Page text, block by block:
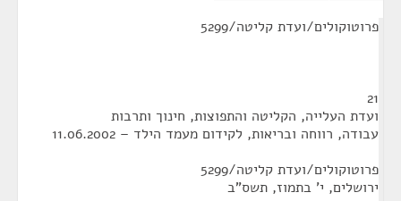
פרוטוקולים/ועדת קליטה/5299
21
ועדת העלייה, הקליטה והתפוצות, חינוך ותרבות
עבודה, רווחה ובריאות, לקידום מעמד הילד – 11.06.2002
פרוטוקולים/ועדת קליטה/5299
ירושלים, י' בתמוז, תשס"ב